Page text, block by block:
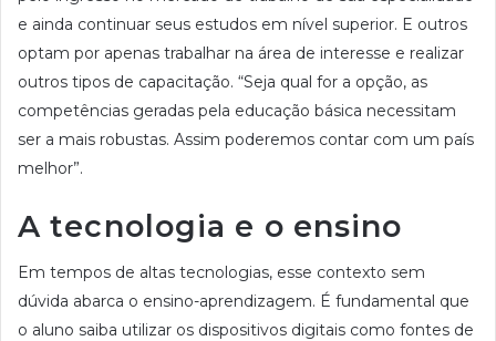
e ainda continuar seus estudos em nível superior. E outros
optam por apenas trabalhar na área de interesse e realizar
outros tipos de capacitação. “Seja qual for a opção, as
competências geradas pela educação básica necessitam
ser a mais robustas. Assim poderemos contar com um país
melhor”.
A tecnologia e o ensino
Em tempos de altas tecnologias, esse contexto sem
dúvida abarca o ensino-aprendizagem. É fundamental que
o aluno saiba utilizar os dispositivos digitais como fontes de